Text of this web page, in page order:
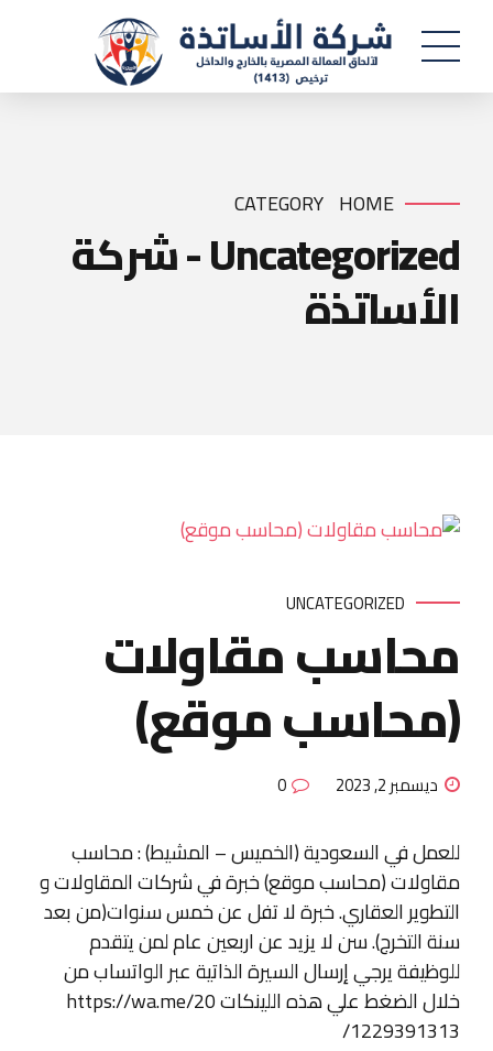
HOME
CATEGORY
Uncategorized - شركة
الأساتذة
UNCATEGORIZED
محاسب مقاولات
(محاسب موقع)
ديسمبر 2, 2023 0
للعمل في السعودية (الخميس – المشيط) : محاسب
مقاولات (محاسب موقع) خبرة في شركات المقاولات و
التطوير العقاري. خبرة لا تفل عن خمس سنوات(من بعد
سنة التخرج). سن لا يزيد عن اربعين عام لمن يتقدم
للوظيفة يرجي إرسال السيرة الذاتية عبر الواتساب من
خلال الضغط علي هذه اللينكات https://wa.me/20
1229391313/